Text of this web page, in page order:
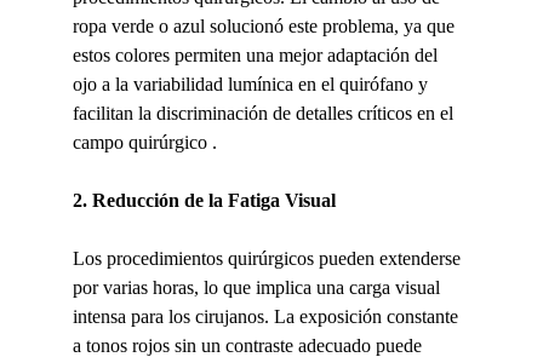
ropa verde o azul solucionó este problema, ya que
estos colores permiten una mejor adaptación del
ojo a la variabilidad lumínica en el quirófano y
facilitan la discriminación de detalles críticos en el
campo quirúrgico .
2. Reducción de la Fatiga Visual
Los procedimientos quirúrgicos pueden extenderse
por varias horas, lo que implica una carga visual
intensa para los cirujanos. La exposición constante
a tonos rojos sin un contraste adecuado puede